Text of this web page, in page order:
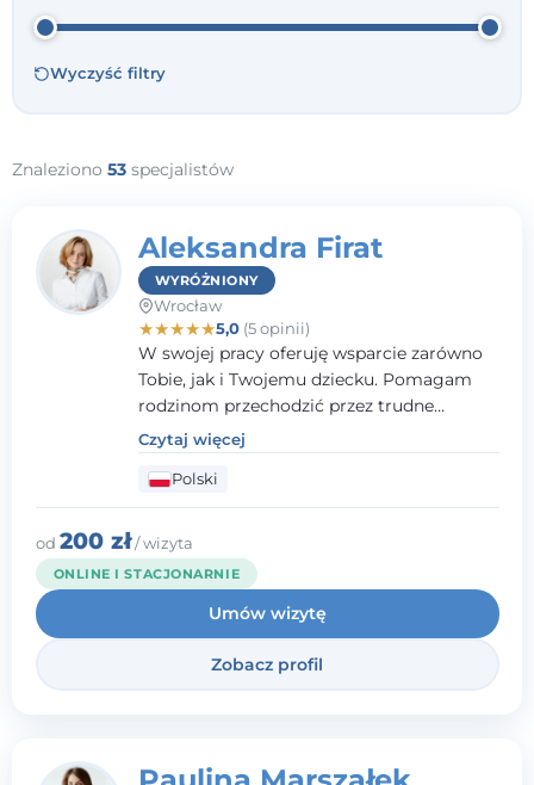
Wyczyść filtry
Znaleziono 53 specjalistów
Aleksandra Firat
WYRÓŻNIONY
Wrocław
★★★★★5,0(5 opinii)
W swojej pracy oferuję wsparcie zarówno
Tobie, jak i Twojemu dziecku. Pomagam
rodzinom przechodzić przez trudne
momenty, opierając współpracę na
wzajemnym zaufaniu i otwartej
komunikacji. Posiadam doświadczenie w
pracy z dziećmi i młodzieżą mierzącymi się
z różnorodnymi trudnościami
emocjonalnymi oraz rozwojowymi.
Czytaj więcej
Polski
od 200 zł/ wizyta
ONLINE I STACJONARNIE
Umów wizytę
Zobacz profil